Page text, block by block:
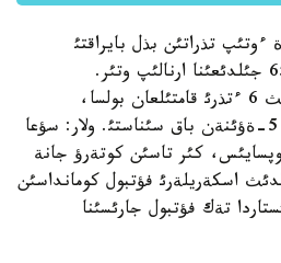
تذراتئن بذل بايراقتئ
باسةكة بيئل ذوس-نئث 65 جئلدئعئنا ارنالئپ وتئر.
بئرئنشئلئكتة جالپئ سپورتتئث 6 ءتذرئ قامتئلعان بولسا،
قازاقستان قذراماسئ سونئث 5-ةؤئنةن باق سئناستئ. ولار: سؤعا
كئر تاسئن كوتةرؤ جانة
اسكةريلةرئ فؤتبول كومانداسئن
تةك فؤتبول جارئسئنا